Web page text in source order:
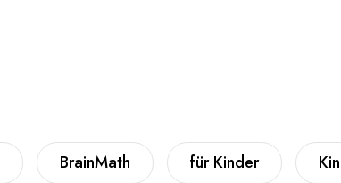
BrainMath für Kinder